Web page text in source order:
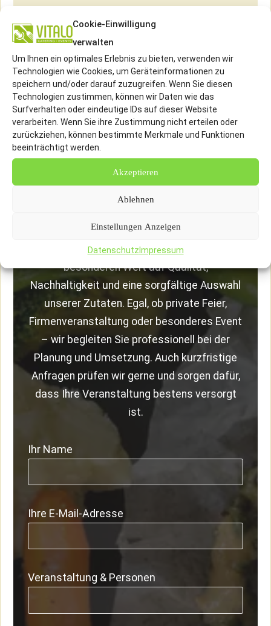
Cookie-Einwilligung
verwalten
Um Ihnen ein optimales Erlebnis zu bieten, verwenden wir
Technologien wie Cookies, um Geräteinformationen zu
speichern und/oder darauf zuzugreifen. Wenn Sie diesen
Technologien zustimmen, können wir Daten wie das
Surfverhalten oder eindeutige IDs auf dieser Website
verarbeiten. Wenn Sie ihre Zustimmung nicht erteilen oder
zurückziehen, können bestimmte Merkmale und Funktionen
beeinträchtigt werden.
Akzeptieren
Ablehnen
Einstellungen Anzeigen
Datenschutz Impressum
Canapés & belegte Brötchen beim
Sektempfang!
Mit dem Catering- und Partyservice
Isernhagen von Vitalo wird Ihre nächste
Veranstaltung zu einem kulinarischen
Erlebnis, das Ihren Gästen in bester
Erinnerung bleibt. Wir stehen für hochwertige
zuverlässigen Service, der individuell auf Ihre
Wünsche abgestimmt ist. Dabei legen wir
besonderen Wert auf Qualität,
Nachhaltigkeit und eine sorgfältige Auswahl
unserer Zutaten. Egal, ob private Feier,
Firmenveranstaltung oder besonderes Event
– wir begleiten Sie professionell bei der
Planung und Umsetzung. Auch kurzfristige
Anfragen prüfen wir gerne und sorgen dafür,
dass Ihre Veranstaltung bestens versorgt
ist.
Ihr Name
Ihre E-Mail-Adresse
Veranstaltung & Personen